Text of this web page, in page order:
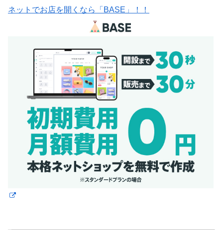
ネットでお店を開くなら「BASE」！！